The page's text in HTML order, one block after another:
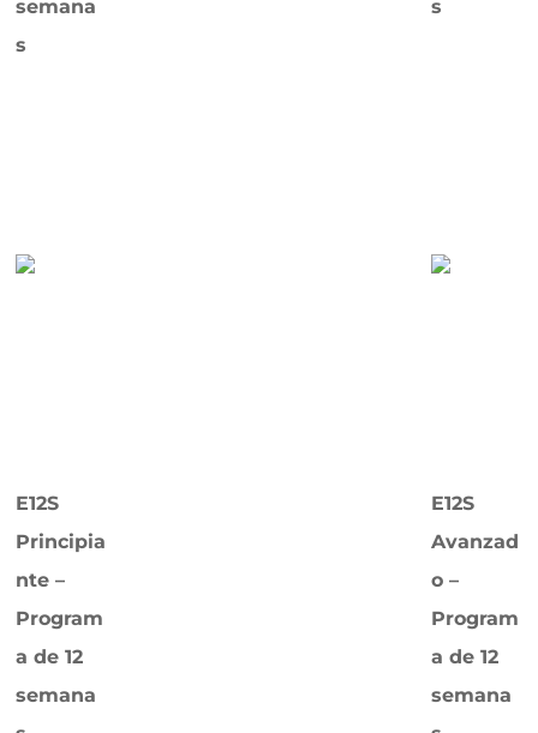
semana
s
s
E12S
Principia
nte –
Program
a de 12
semana
E12S
Avanzad
o –
Program
a de 12
semana